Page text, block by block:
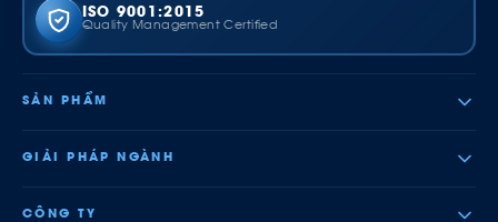
ISO 9001:2015
Quality Management Certified
SẢN PHẨM
GIẢI PHÁP NGÀNH
CÔNG TY